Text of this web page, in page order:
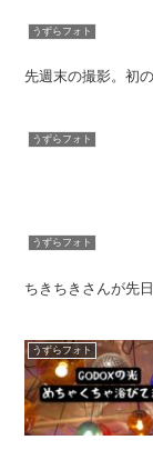
うずらフォト
先週末の撮影。初
うずらフォト
うずらフォト
ちきちきさんが先
うずらフォト